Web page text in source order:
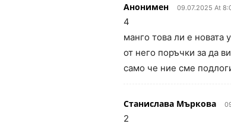
Анонимен 09.07.2025 At
4
манго това ли е новата
от него поръчки за да
само че ние сме
Станислава Мъркова
2